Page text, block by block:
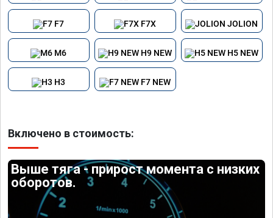
F7 F7X JOLION
M6 H9 NEW H5 NEW
H3 F7 NEW
Включено в стоимость:
Выше тяга - прирост момента с низких
оборотов.